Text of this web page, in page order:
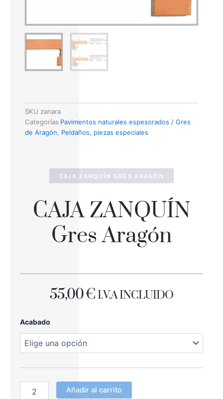
SKU zanara
Categorías Pavimentos naturales espesorados / Gres
de Aragón, Peldaños, piezas especiales
CAJA ZANQUÍN GRES ARAGÓN
CAJA ZANQUÍN
Gres Aragón
55,00€ I.V.A INCLUIDO
Acabado
CAJA
Gres
Aragón
Añadir al carrito